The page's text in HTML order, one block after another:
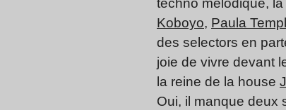
techno mélodique,
Koboyo, Paula
des selectors en
joie de vivre devant
la reine de la house
Oui, il manque deux